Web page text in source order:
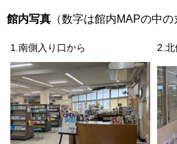
館内写真 （数字は館内MAPの中の
1.南側入り口から 2.北